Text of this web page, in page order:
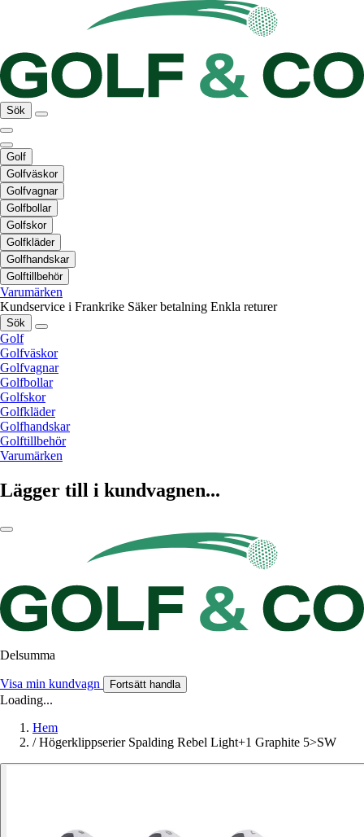
Sök
Golf
Golfväskor
Golfvagnar
Golfbollar
Golfskor
Golfkläder
Golfhandskar
Golftillbehör
Varumärken
Kundservice i Frankrike Säker betalning Enkla returer
Sök
Golf
Golfväskor
Golfvagnar
Golfbollar
Golfskor
Golfkläder
Golfhandskar
Golftillbehör
Varumärken
Lägger till i kundvagnen...
Delsumma
Visa min kundvagn Fortsätt handla
Loading...
Hem
/ Högerklippserier Spalding Rebel Light+1 Graphite 5>SW